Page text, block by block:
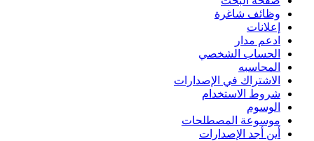
وظائف شاغرة
إعلانات
ادعم مدار
الحساب الشخصي
المحاسبه
الاشتراك في الإصدارات
شروط الاستخدام
الوسوم
موسوعة المصطلحات
أين أجد الإصدارات